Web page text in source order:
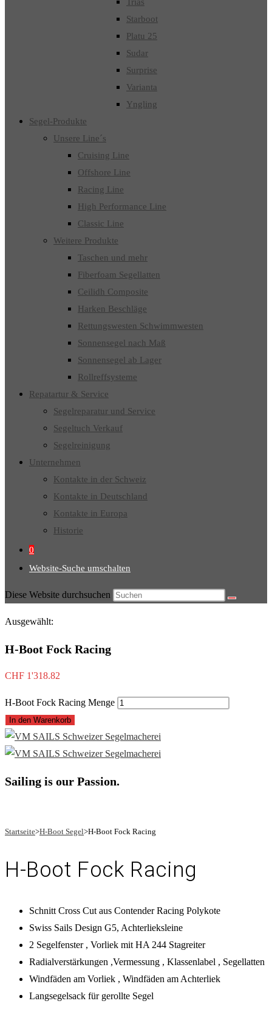
Starboot
Platu 25
Sudar
Surprise
Varianta
Yngling
Segel-Produkte
Unsere Line´s
Cruising Line
Offshore Line
Racing Line
High Performance Line
Classic Line
Weitere Produkte
Taschen und mehr
Fiberfoam Segellatten
Ceilidh Composite
Harken Beschläge
Rettungswesten Schwimmwesten
Sonnensegel nach Maß
Sonnensegel ab Lager
Rollreffsysteme
Repatartur & Service
Segelreparatur und Service
Segeltuch Verkauf
Segelreinigung
Unternehmen
Kontakte in der Schweiz
Kontakte in Deutschland
Kontakte in Europa
Historie
0
Website-Suche umschalten
Diese Website durchsuchen
Ausgewählt:
H-Boot Fock Racing
CHF 1'318.82
H-Boot Fock Racing Menge
In den Warenkorb
Sailing is our Passion.
Startseite>H-Boot Segel>H-Boot Fock Racing
H-Boot Fock Racing
Schnitt Cross Cut aus Contender Racing Polykote
Swiss Sails Design G5, Achterlieksleine
2 Segelfenster , Vorliek mit HA 244 Stagreiter
Radialverstärkungen ,Vermessung , Klassenlabel , Segellatten
Windfäden am Vorliek , Windfäden am Achterliek
Langsegelsack für gerollte Segel